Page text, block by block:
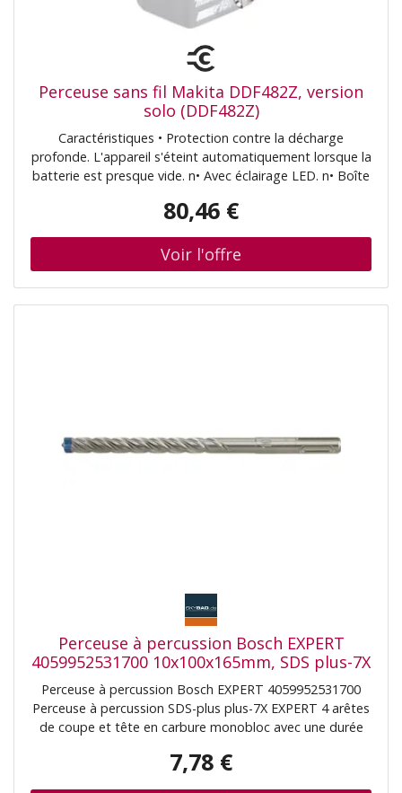
Perceuse sans fil Makita DDF482Z, version
solo (DDF482Z)
Caractéristiques • Protection contre la décharge
profonde. L'appareil s'éteint automatiquement lorsque la
batterie est presque vide. n• Avec éclairage LED. n• Boîte
vitesses. n• Couple réglable en 21 positions. n• Double
Vitesse finement réglable. n• XPT - Extreme Protection
Technology. Protection optimale contre la poussière et
les projections d'eau, même dans des conditions
difficiles. Contenu de la livraison • Perceuse-visseuse sans
80,46 €
Perceuse à percussion Bosch EXPERT
4059952531700 10x100x165mm, SDS plus-7X
Perceuse à percussion Bosch EXPERT 4059952531700
Perceuse à percussion SDS-plus plus-7X EXPERT 4 arêtes
de coupe et tête en carbure monobloc avec une durée
la pointe et la bobine Les arêtes de coupe à 180°
7,78 €